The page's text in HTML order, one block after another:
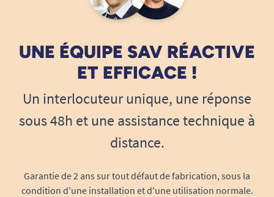
UNE ÉQUIPE SAV RÉACTIVE
ET EFFICACE !
Un interlocuteur unique, une réponse
sous 48h et une assistance technique à
distance.
Garantie de 2 ans sur tout défaut de fabrication, sous la
condition d'une installation et d'une utilisation normale.